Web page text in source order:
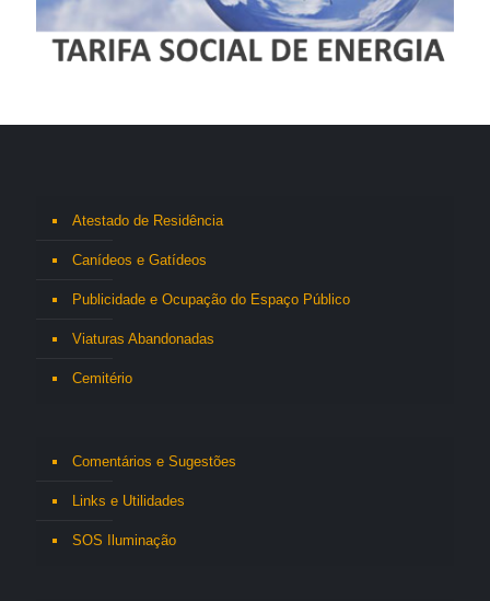
Atestado de Residência
Canídeos e Gatídeos
Publicidade e Ocupação do Espaço Público
Viaturas Abandonadas
Cemitério
Comentários e Sugestões
Links e Utilidades
SOS Iluminação